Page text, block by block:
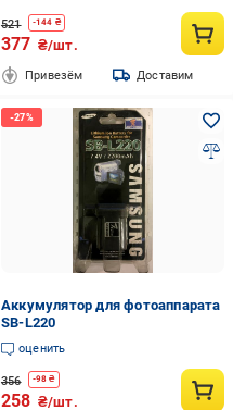
521 -144 ₴
377 ₴/шт.
Привезём Доставим
Аккумулятор для фотоаппарата
SB-L220
оценить
356 -98 ₴
258 ₴/шт.